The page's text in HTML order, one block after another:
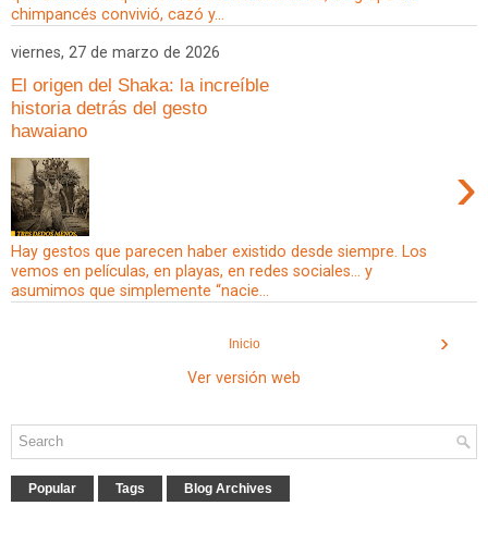
chimpancés convivió, cazó y...
viernes, 27 de marzo de 2026
El origen del Shaka: la increíble
historia detrás del gesto
hawaiano
›
Hay gestos que parecen haber existido desde siempre. Los
vemos en películas, en playas, en redes sociales… y
asumimos que simplemente “nacie...
›
Inicio
Ver versión web
Popular Tags Blog Archives